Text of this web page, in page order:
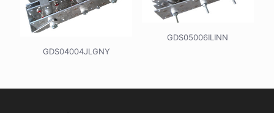
GDS04004JLGNY
GDS05006ILINN